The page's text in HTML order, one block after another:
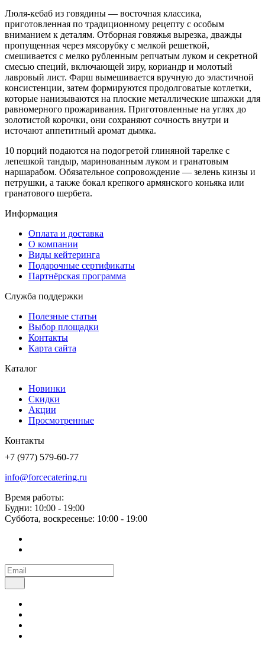
Люля-кебаб из говядины — восточная классика,
приготовленная по традиционному рецепту с особым
вниманием к деталям. Отборная говяжья вырезка, дважды
пропущенная через мясорубку с мелкой решеткой,
смешивается с мелко рубленным репчатым луком и секретной
смесью специй, включающей зиру, кориандр и молотый
лавровый лист. Фарш вымешивается вручную до эластичной
консистенции, затем формируются продолговатые котлетки,
которые нанизываются на плоские металлические шпажки для
равномерного прожаривания. Приготовленные на углях до
золотистой корочки, они сохраняют сочность внутри и
источают аппетитный аромат дымка.
10 порций подаются на подогретой глиняной тарелке с
лепешкой тандыр, маринованным луком и гранатовым
наршарабом. Обязательное сопровождение — зелень кинзы и
петрушки, а также бокал крепкого армянского коньяка или
гранатового шербета.
Информация
Оплата и доставка
О компании
Виды кейтеринга
Подарочные сертификаты
Партнёрская программа
Служба поддержки
Полезные статьи
Выбор площадки
Контакты
Карта сайта
Каталог
Новинки
Скидки
Акции
Просмотренные
Контакты
+7 (977) 579-60-77
info@forcecatering.ru
Время работы:
Будни: 10:00 - 19:00
Суббота, воскресенье: 10:00 - 19:00